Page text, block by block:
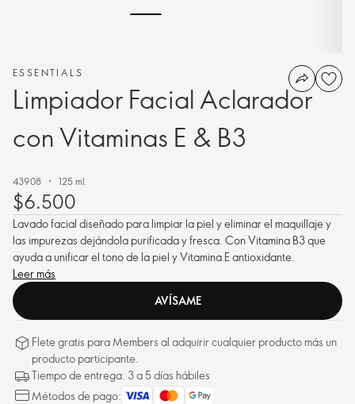
ESSENTIALS
Limpiador Facial Aclarador
con Vitaminas E & B3
43908 125 ml.
$6.500
Lavado facial diseñado para limpiar la piel y eliminar el maquillaje y
las impurezas dejándola purificada y fresca. Con Vitamina B3 que
ayuda a unificar el tono de la piel y Vitamina E antioxidante.
Leer más
AVÍSAME
Flete gratis para Members al adquirir cualquier producto más un
producto participante.
Tiempo de entrega: 3 a 5 días hábiles
Métodos de pago: